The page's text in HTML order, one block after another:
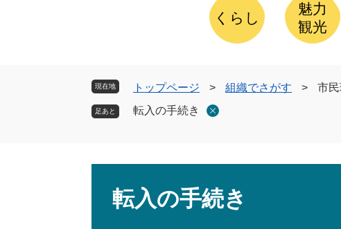
くらし
魅力
観光
現在地 トップページ > 組織でさがす > 市
転入の手続き
転入の手続き